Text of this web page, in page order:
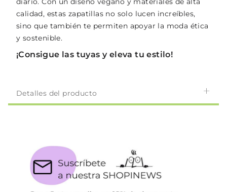
calidad, estas zapatillas no solo lucen increíbles,
sino que también te permiten apoyar la moda ética
y sostenible.
¡Consigue las tuyas y eleva tu estilo!
Detalles del producto